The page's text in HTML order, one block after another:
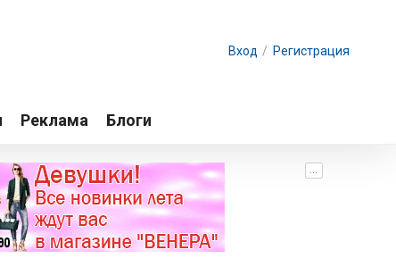
Вход / Регистрация
Реклама Блоги
...